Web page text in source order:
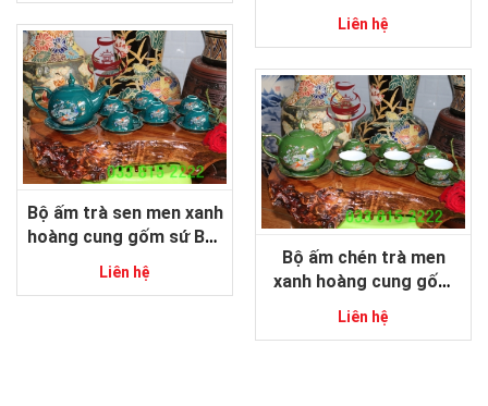
Liên hệ
Bộ ấm trà sen men xanh
hoàng cung gốm sứ Bát
Liên hệ
Bộ ấm chén trà men
xanh hoàng cung gốm
Liên hệ